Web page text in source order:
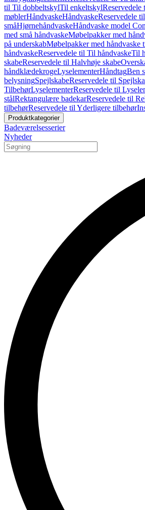
til Til dobbeltskylTil enkeltskyl
møblerHåndvaskeHåndvaskeReservedele
småHjørnehåndvaskeHåndvaske model
med små håndvaskeMøbelpakker med
på underskabMøbelpakker med håndvaske
håndvaskeReservedele til Til håndvaskeTil
skabeReservedele til Halvhøje skabe
håndklædekrogeLyselementerHåndtagBen
belysningSpejlskabeReservedele til
TilbehørLyselementerReservedele til
stålRektangulære badekarReservedele til
tilbehørReservedele til Yderligere tilbehør
Produktkategorier
Badeværelsesserier
Nyheder